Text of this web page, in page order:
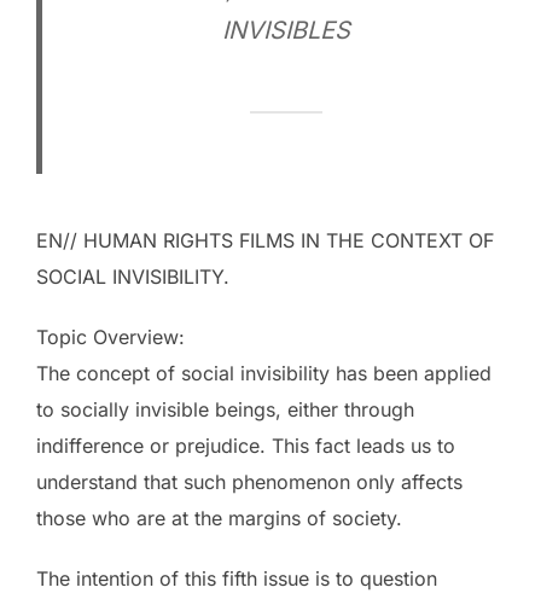
INVISIBLES
EN// HUMAN RIGHTS FILMS IN THE CONTEXT OF
SOCIAL INVISIBILITY.
Topic Overview:
The concept of social invisibility has been applied
to socially invisible beings, either through
indifference or prejudice. This fact leads us to
understand that such phenomenon only affects
those who are at the margins of society.
The intention of this fifth issue is to question